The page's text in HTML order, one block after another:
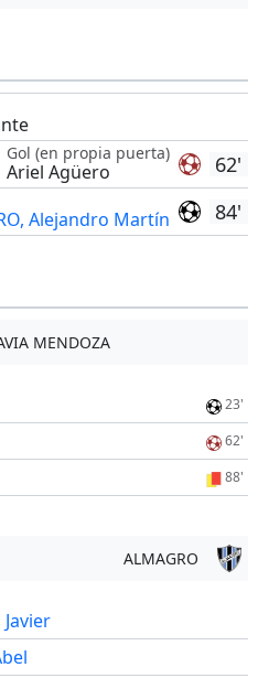
62'
Gol (en propia puerta)
Ariel Agüero
84'
Alejandro Martín
MENDOZA
23'
62'
88'
ALMAGRO